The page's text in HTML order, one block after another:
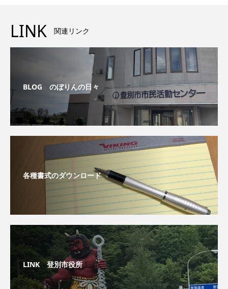
LINK 関連リンク
BLOG のぼりんの日々
各種書式のダウンロード
LINK 登別市役所